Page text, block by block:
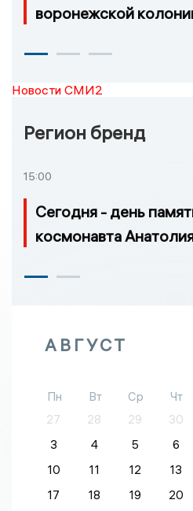
воронежской
Новости СМИ2
Регион бренд
15:00
Сегодня - день
космонавта
АВГУСТ
Пн Вт Ср Чт
27
28 29 30
3
4 5 6
10
11 12 13
17
18 19 20